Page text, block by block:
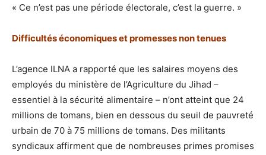
« Ce n’est pas une période électorale, c’est la guerre. »
Difficultés économiques et promesses non tenues
L’agence ILNA a rapporté que les salaires moyens des
employés du ministère de l’Agriculture du Jihad –
essentiel à la sécurité alimentaire – n’ont atteint que 24
millions de tomans, bien en dessous du seuil de pauvreté
urbain de 70 à 75 millions de tomans. Des militants
syndicaux affirment que de nombreuses primes promises